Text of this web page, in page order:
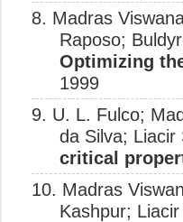
8. Madras
Raposo;
Optimizing
1999
9. U. L. Fulco;
da Silva;
critical
10. Madras
Kashpur;